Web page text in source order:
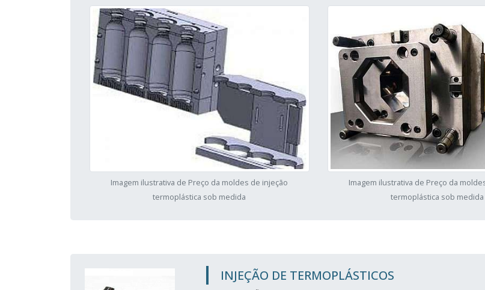
Imagem ilustrativa de Preço da moldes de injeção
termoplástica sob medida
Imagem ilustrativa de Preço da
termoplástica sob medida
INJEÇÃO DE TERMOPLÁSTICOS